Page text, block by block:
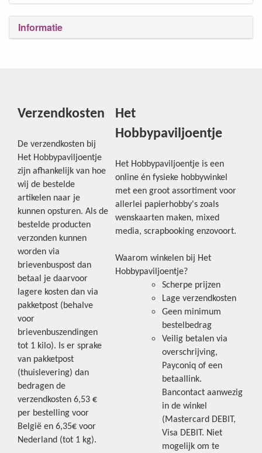
Informatie
Verzendkosten
De verzendkosten bij
Het Hobbypaviljoentje
zijn afhankelijk van hoe
wij de bestelde
artikelen naar je
kunnen opsturen. Als de
bestelde producten
verzonden kunnen
worden via
brievenbuspost dan
betaal je daarvoor
lagere kosten dan via
pakketpost (behalve
voor
brievenbuszendingen
tot 1 kilo). Is er sprake
van pakketpost
(thuislevering) dan
bedragen de
verzendkosten 6,53 €
per bestelling voor
België en 6,35€ voor
Nederland (tot 1 kg).
Het
Hobbypaviljoentje
Het Hobbypaviljoentje is een
online én fysieke hobbywinkel
met een groot assortiment voor
allerlei papierhobby's zoals
wenskaarten maken, mixed
media, scrapbooking enzovoort.
Waarom winkelen bij Het
Hobbypaviljoentje?
Scherpe prijzen
Lage verzendkosten
Geen minimum
bestelbedrag
Veilig betalen via
overschrijving,
Payconiq of een
betaallink.
Bancontact aanwezig
in de winkel
(Mastercard DEBIT,
Visa DEBIT. Niet
mogelijk om te